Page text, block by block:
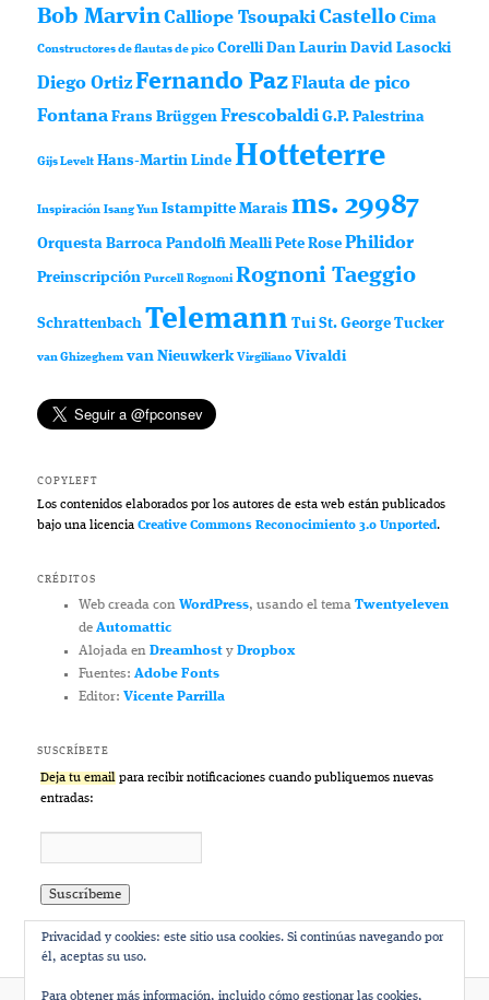
Bob MarvinCalliope TsoupakiCastello Cima
Constructores de flautas de pico Corelli Dan Laurin David Lasocki
Diego OrtizFernando PazFlauta de pico
Fontana Frans Brüggen Frescobaldi G.P. Palestrina
Gijs Levelt Hans-Martin Linde Hotteterre
Inspiración Isang Yun Istampitte Marais ms. 29987
Orquesta Barroca Pandolfi Mealli Pete Rose Philidor
Preinscripción Purcell Rognoni Rognoni Taeggio
Schrattenbach Telemann Tui St. George Tucker
van Ghizeghem van Nieuwkerk Virgiliano Vivaldi
COPYLEFT
Los contenidos elaborados por los autores de esta web están publicados
bajo una licenciaCreative Commons Reconocimiento 3.0 Unported.
CRÉDITOS
Web creada con WordPress, usando el tema Twentyeleven
de Automattic
Alojada en Dreamhosty Dropbox
Fuentes: Adobe Fonts
Editor: Vicente Parrilla
SUSCRÍBETE
Deja tu email para recibir notificaciones cuando publiquemos nuevas
entradas:
Privacidad y cookies: este sitio usa cookies. Si continúas navegando por
él, aceptas su uso.
Para obtener más información, incluido cómo gestionar las cookies,